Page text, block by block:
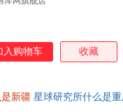
入购物车 收藏
新疆 星球研究所什么是